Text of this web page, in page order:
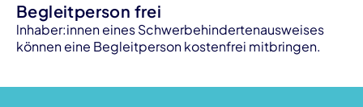
Begleitperson frei
lnhaber:innen eines Schwerbehindertenausweises
können eine Begleitperson kostenfrei mitbringen.